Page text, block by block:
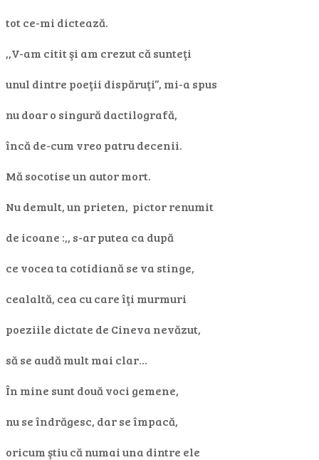
tot ce-mi dictează.
,,V-am citit şi am crezut că sunteţi
unul dintre poeţii dispăruţi’’, mi-a spus
nu doar o singură dactilografă,
încă de-cum vreo patru decenii.
Mă socotise un autor mort.
Nu demult, un prieten, pictor renumit
de icoane :,, s-ar putea ca după
ce vocea ta cotidiană se va stinge,
cealaltă, cea cu care îţi murmuri
poeziile dictate de Cineva nevăzut,
să se audă mult mai clar…
În mine sunt două voci gemene,
nu se îndrăgesc, dar se împacă,
oricum ştiu că numai una dintre ele